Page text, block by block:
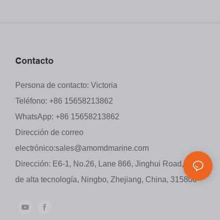
Contacto
Persona de contacto: Victoria
Teléfono: +86 15658213862
WhatsApp: +86 15658213862
Dirección de correo
electrónico:sales@amomdmarine.com
Dirección: E6-1, No.26, Lane 866, Jinghui Road, Zona
de alta tecnología, Ningbo, Zhejiang, China, 315800